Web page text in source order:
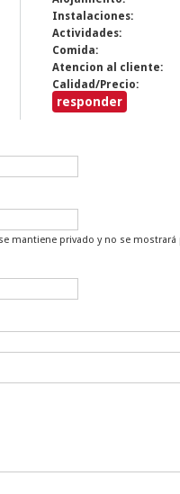
Instalaciones:
Actividades:
Comida:
Atencion al cliente:
Calidad/Precio:
responder
mantiene privado y no se mostrará